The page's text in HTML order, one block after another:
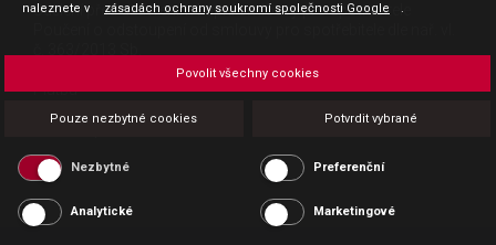
Sdělení před uzavřením kupní smlouvy pro spotřebitele
Platba
Povinná publicita
naleznete v
zásadách ochrany soukromí společnosti Google .
Pouze nezbytné cookies Potvrdit vybrané
Povolit všechny cookies
Nezbytné Preferenční
Analytické Marketingové